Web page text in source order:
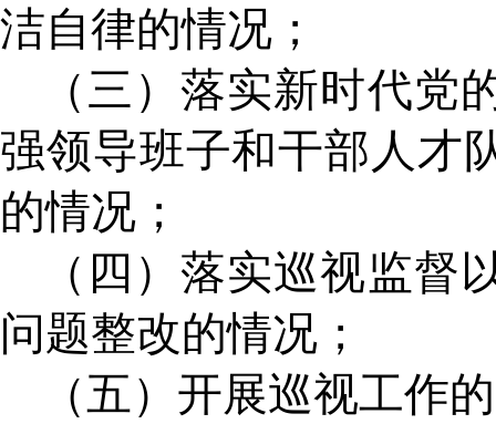
洁自律的情况；
（三）落实新时代党
强领导班子和干部人才
的情况；
（四）落实巡视监督
问题整改的情况；
（五）开展巡视工作